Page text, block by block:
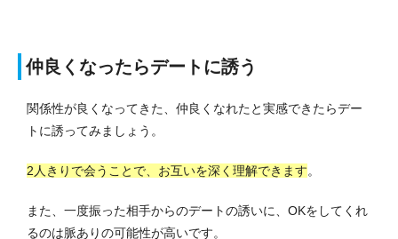
仲良くなったらデートに誘う
関係性が良くなってきた、仲良くなれたと実感できたらデー
トに誘ってみましょう。
2人きりで会うことで、お互いを深く理解できます。
また、一度振った相手からのデートの誘いに、OKをしてくれ
るのは脈ありの可能性が高いです。